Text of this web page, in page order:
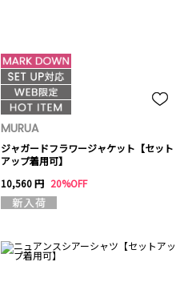
MURUA
ジャガードフラワージャケット【セット
アップ着用可】
10,560 円 20%OFF